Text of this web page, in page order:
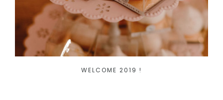
WELCOME 2019 !